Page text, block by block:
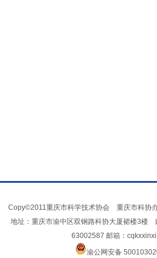
Copy©2011重庆市科学技术协会 重庆市科协
地址：重庆市渝中区双钢路科协大厦裙楼3楼
63002587 邮箱：
渝公网安备